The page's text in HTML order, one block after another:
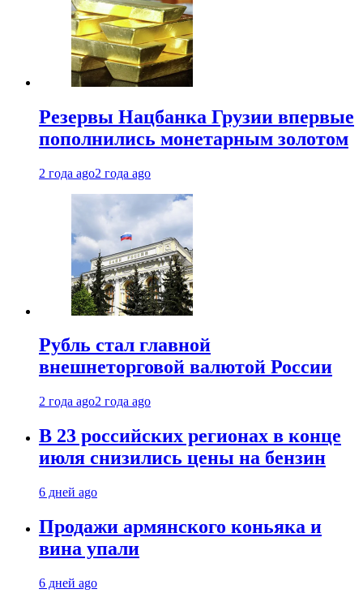
Резервы Нацбанка Грузии впервые
пополнились монетарным золотом
2 года ago2 года ago
Рубль стал главной
внешнеторговой валютой России
2 года ago2 года ago
В 23 российских регионах в конце
июля снизились цены на бензин
6 дней ago
Продажи армянского коньяка и
вина упали
6 дней ago